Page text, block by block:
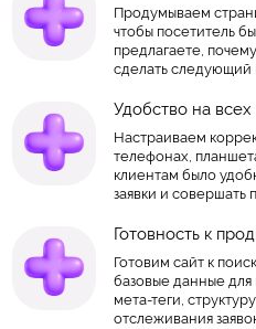
Продумываем
чтобы посетитель
предлагаете,
сделать следующий
Удобство на всех
Настраиваем
телефонах,
клиентам было
заявки и совершать
Готовность к
Готовим сайт к
базовые данные для
мета-теги,
отслеживания